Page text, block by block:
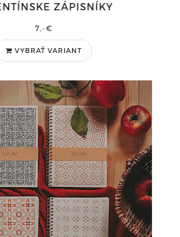
ZÁPISNÍKY
7,-€
VYBRAŤ VARIANT